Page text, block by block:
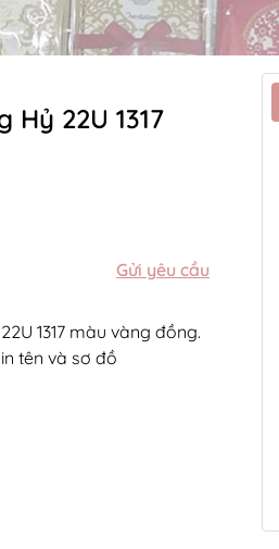
22U 1317
Gửi yêu cầu
1317 màu vàng đồng.
tên và sơ đồ